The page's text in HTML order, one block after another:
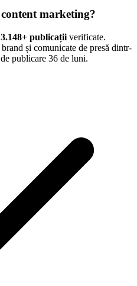
marketing?
3.148+ publicații verificate.
și comunicate de presă dintr-
publicare 36 de luni.